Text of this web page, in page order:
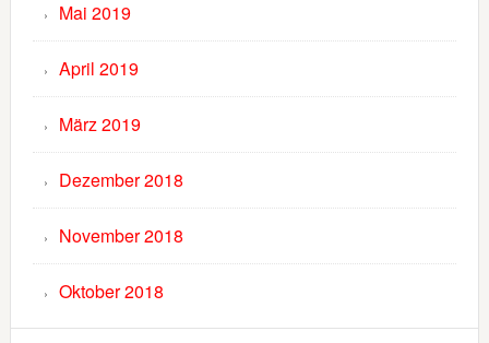
Mai 2019
April 2019
März 2019
Dezember 2018
November 2018
Oktober 2018